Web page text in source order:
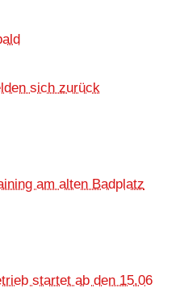
sich zurück
am alten Badplatz
startet ab den 15.06